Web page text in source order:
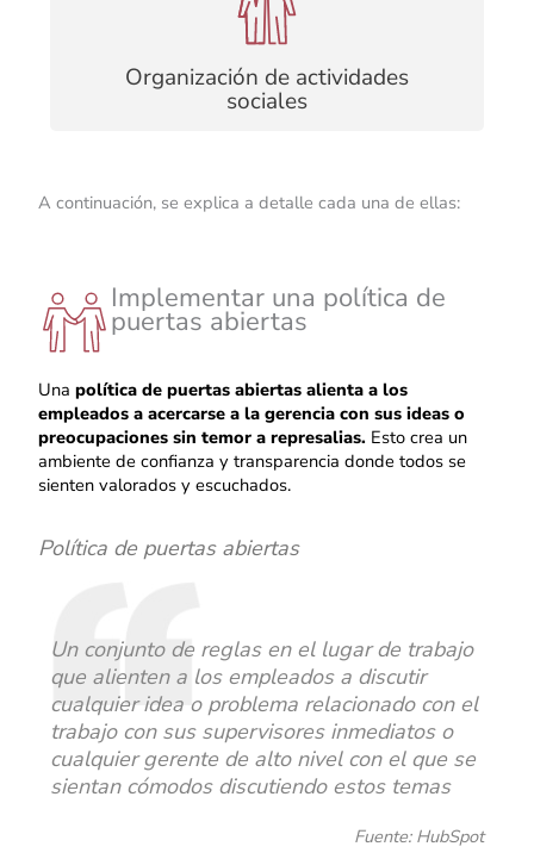
Organización de actividades
sociales
Promueven la unión y comunicación del
equipo, además, formenta la construcción de
relaciones y el sentido de comunidad
A continuación, se explica a detalle cada una de ellas:
Implementar una política de
puertas abiertas
Unapolítica de puertas abiertas alienta a los
empleados a acercarse a la gerencia con sus ideas o
preocupaciones sin temor a represalias. Esto crea un
ambiente de confianza y transparencia donde todos se
sienten valorados y escuchados.
Política de puertas abiertas
Un conjunto de reglas en el lugar de trabajo
que alienten a los empleados a discutir
cualquier idea o problema relacionado con el
trabajo con sus supervisores inmediatos o
cualquier gerente de alto nivel con el que se
sientan cómodos discutiendo estos temas
Fuente: HubSpot